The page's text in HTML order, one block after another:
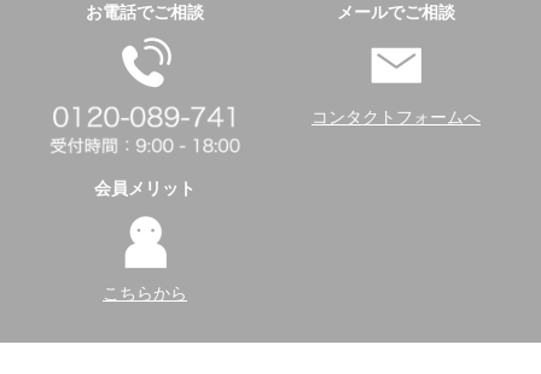
お電話でご相談 メールでご相談
コンタクトフォームへ
会員メリット
こちらから